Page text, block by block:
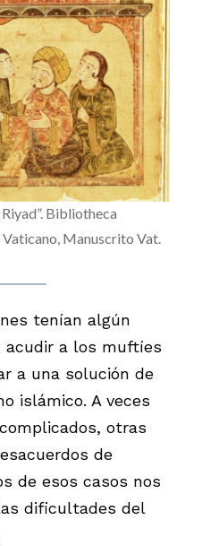
Bibliotheca
Manuscrito Vat.
tenían algún
acudir a los muftíes
a una solución de
islámico. A veces
otras
de
de esos casos nos
dificultades del